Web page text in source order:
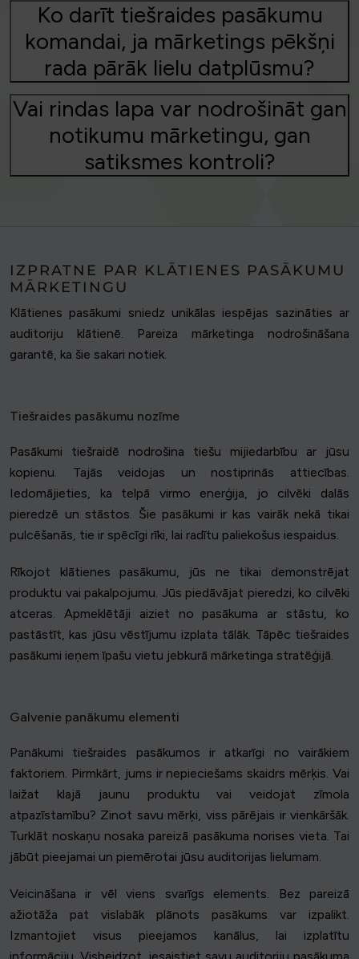
Ko darīt tiešraides pasākumu
komandai, ja mārketings pēkšņi
rada pārāk lielu datplūsmu?
Vai rindas lapa var nodrošināt gan
notikumu mārketingu, gan
satiksmes kontroli?
IZPRATNE PAR KLĀTIENES PASĀKUMU
MĀRKETINGU
Klātienes pasākumi sniedz unikālas iespējas sazināties ar
auditoriju klātienē. Pareiza mārketinga nodrošināšana
garantē, ka šie sakari notiek.
Tiešraides pasākumu nozīme
Pasākumi tiešraidē nodrošina tiešu mijiedarbību ar jūsu
kopienu. Tajās veidojas un nostiprinās attiecības.
Iedomājieties, ka telpā virmo enerģija, jo cilvēki dalās
pieredzē un stāstos. Šie pasākumi ir kas vairāk nekā tikai
pulcēšanās, tie ir spēcīgi rīki, lai radītu paliekošus iespaidus.
Rīkojot klātienes pasākumu, jūs ne tikai demonstrējat
produktu vai pakalpojumu. Jūs piedāvājat pieredzi, ko cilvēki
atceras. Apmeklētāji aiziet no pasākuma ar stāstu, ko
pastāstīt, kas jūsu vēstījumu izplata tālāk. Tāpēc tiešraides
pasākumi ieņem īpašu vietu jebkurā mārketinga stratēģijā.
Galvenie panākumu elementi
Panākumi tiešraides pasākumos ir atkarīgi no vairākiem
faktoriem. Pirmkārt, jums ir nepieciešams skaidrs mērķis. Vai
laižat klajā jaunu produktu vai veidojat zīmola
atpazīstamību? Zinot savu mērķi, viss pārējais ir vienkāršāk.
Turklāt noskaņu nosaka pareizā pasākuma norises vieta. Tai
jābūt pieejamai un piemērotai jūsu auditorijas lielumam.
Veicināšana ir vēl viens svarīgs elements. Bez pareizā
ažiotāža pat vislabāk plānots pasākums var izpalikt.
Izmantojiet visus pieejamos kanālus, lai izplatītu